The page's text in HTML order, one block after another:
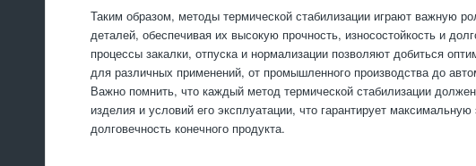
Таким образом, методы термической стабилизации играют важную
деталей, обеспечивая их высокую прочность, износостойкость и
процессы закалки, отпуска и нормализации позволяют добиться
для различных применений, от промышленного производства до
Важно помнить, что каждый метод термической стабилизации
изделия и условий его эксплуатации, что гарантирует
долговечность конечного продукта.